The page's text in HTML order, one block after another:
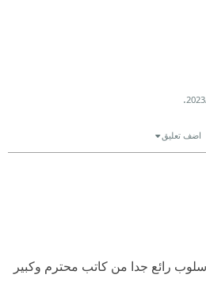
.
اضف تعليق
رائع جدا من كاتب محترم وكبير